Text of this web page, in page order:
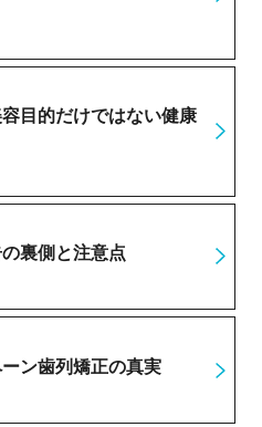
目的だけではない健康
裏側と注意点
ン歯列矯正の真実